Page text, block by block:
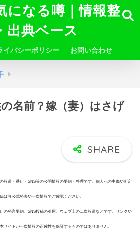
になる噂｜情報整
出典ベース
イバシーポリシー お問い合わせ
名前？嫁（妻）はさげ
報道・番組・SNS等の公開情報の要約・整理です。個人への中傷や断定
は各公式発表や一次情報でご確認ください。
の発言要約、SNS投稿の引用、ウェブ上の二次報道などです。リンクや
サイトが一次情報の正確性を保証するものではありません。